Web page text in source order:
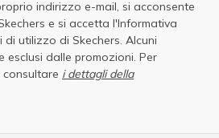
indirizzo e-mail, si acconsente
e si accetta l'Informativa
di utilizzo di Skechers . Alcuni
esclusi dalle promozioni. Per
i dettagli della